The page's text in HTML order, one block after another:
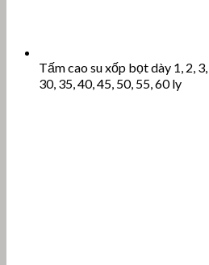
Tấm cao su xốp bọt dày 1, 2,
30, 35, 40, 45, 50, 55, 60 ly